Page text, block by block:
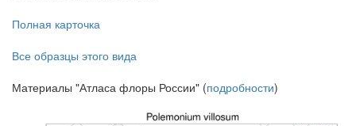
Полная карточка
Все образцы этого вида
Материалы "Атласа флоры России" (подробности)